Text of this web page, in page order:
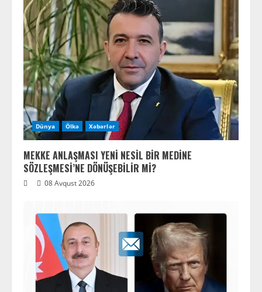
Dünya Ölkə Xəbərlər
MEKKE ANLAŞMASI YENİ NESİL BİR MEDİNE
SÖZLEŞMESİ’NE DÖNÜŞEBİLİR Mİ?
08 Avqust 2026